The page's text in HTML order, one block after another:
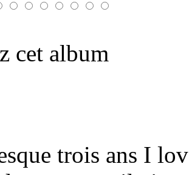
cet album
trois ans I